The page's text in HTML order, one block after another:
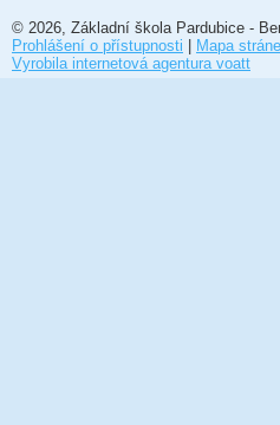
© 2026, Základní škola Pardubice -
Prohlášení o přístupnosti | Mapa
Vyrobila internetová agentura voatt